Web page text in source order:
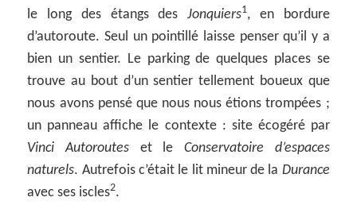
le long des étangs desJonquiers1, en bordure
d’autoroute. Seul un pointillé laisse penser qu’il y a
bien un sentier. Le parking de quelques places se
trouve au bout d’un sentier tellement boueux que
nous avons pensé que nous nous étions trompées ;
un panneau affiche le contexte : site écogéré par
Vinci Autoroutes et le Conservatoire d’espaces
naturels. Autrefois c’était le lit mineur de la Durance
avec ses iscles2.